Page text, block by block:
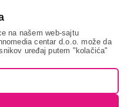
na našem web-sajtu
centar d.o.o. može da
uređaj putem "kolačića"
čvrsto gorivo
Šporet na drvo i